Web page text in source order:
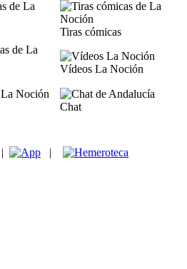
Tiras cómicas
Vídeos La Noción
Chat
| |